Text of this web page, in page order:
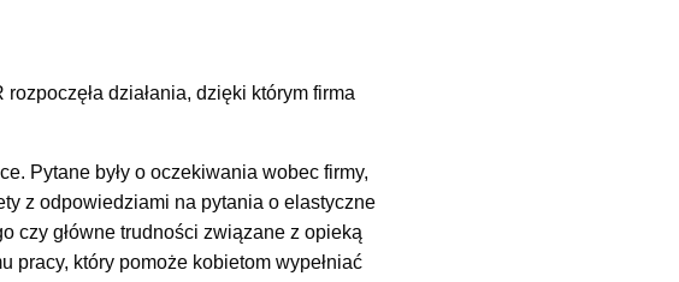
działania, dzięki którym firma
Pytane były o oczekiwania wobec firmy,
z odpowiedziami na pytania o elastyczne
czy główne trudności związane z opieką
pracy, który pomoże kobietom wypełniać